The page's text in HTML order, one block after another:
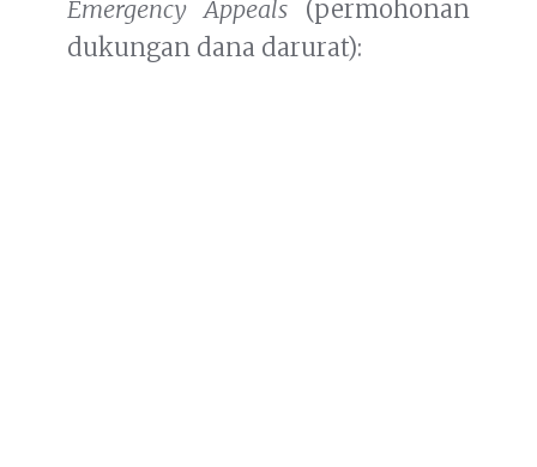
Emergency Appeals (permohonan
dukungan dana darurat):